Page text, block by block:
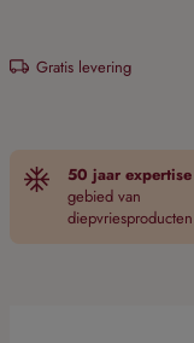
Gratis levering
50 jaar expertise
gebied van
diepvriesproducten